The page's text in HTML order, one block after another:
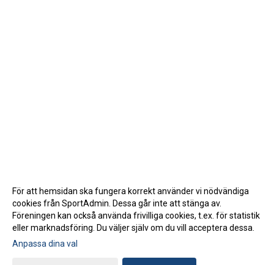
Gå till Webbversion
För att hemsidan ska fungera korrekt använder vi nödvändiga
cookies från SportAdmin. Dessa går inte att stänga av.
Föreningen kan också använda frivilliga cookies, t.ex. för statistik
eller marknadsföring. Du väljer själv om du vill acceptera dessa.
Anpassa dina val